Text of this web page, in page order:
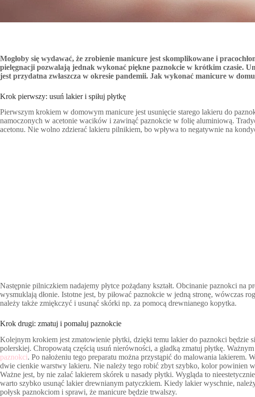
Mogłoby się wydawać, że zrobienie manicure jest skomplikowane i
pielęgnacji pozwalają jednak wykonać piękne paznokcie w krótkim czasie.
jest przydatna zwłaszcza w okresie pandemii. Jak wykonać manicure w
Krok pierwszy: usuń lakier i spiłuj płytkę
Pierwszym krokiem w domowym manicure jest usunięcie starego lakieru do
namoczonych w acetonie wacików i zawinąć paznokcie w folię aluminiową.
acetonu. Nie wolno zdzierać lakieru pilnikiem, bo wpływa to negatywnie na
Następnie pilniczkiem nadajemy płytce pożądany kształt. Obcinanie paznokci na
wysmuklają dłonie. Istotne jest, by piłować paznokcie w jedną stronę, wówczas
należy także zmiękczyć i usunąć skórki np. za pomocą drewnianego kopytka.
Krok drugi: zmatuj i pomaluj paznokcie
Kolejnym krokiem jest zmatowienie płytki, dzięki temu lakier do paznokci będzie
polerskiej. Chropowatą częścią usuń nierówności, a gładką zmatuj płytkę.
paznokci. Po nałożeniu tego preparatu można przystąpić do malowania lakierem.
dwie cienkie warstwy lakieru. Nie należy tego robić zbyt szybko, kolor powinien
Ważne jest, by nie zalać lakierem skórek u nasady płytki. Wygląda to
warto szybko usunąć lakier drewnianym patyczkiem. Kiedy lakier wyschnie,
połysk paznokciom i sprawi, że manicure będzie trwalszy.